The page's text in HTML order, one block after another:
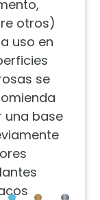
otros)
uso en
se
una base